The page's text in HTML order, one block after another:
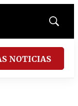
Mostrar
NOTICIAS